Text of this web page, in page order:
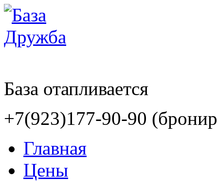
База отапливается
+7(923)177-90-90
Главная
Цены